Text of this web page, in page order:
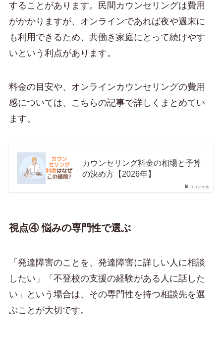
することがあります。民間カウンセリングは費用
がかかりますが、オンラインであれば夜や週末に
も利用できるため、共働き家庭にとって続けやす
いという利点があります。
料金の目安や、オンラインカウンセリングの費用
感については、こちらの記事で詳しくまとめてい
ます。
ココシェル
カウンセリング料金の相場と予算
の決め方【2026年】
視点④ 悩みの専門性で選ぶ
「発達障害のことを、発達障害に詳しい人に相談
したい」「不登校の支援の経験がある人に話した
い」という場合は、その専門性を持つ相談先を選
ぶことが大切です。